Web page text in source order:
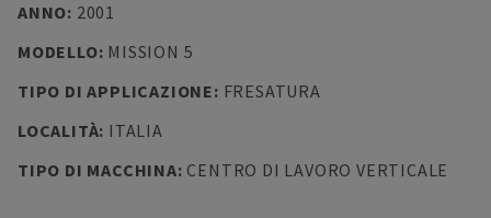
ANNO: 2001
MODELLO: MISSION 5
TIPO DI APPLICAZIONE: FRESATURA
LOCALITÀ: ITALIA
TIPO DI MACCHINA: CENTRO DI LAVORO VERTICALE